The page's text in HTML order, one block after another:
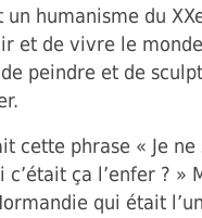
humanisme du
et de vivre le
peindre et de
cette phrase « Je ne
c’était ça l’enfer ? »
qui était